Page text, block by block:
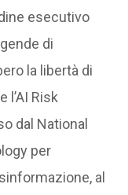
esecutivo
di
la libertà di
l’AI Risk
dal National
per
al